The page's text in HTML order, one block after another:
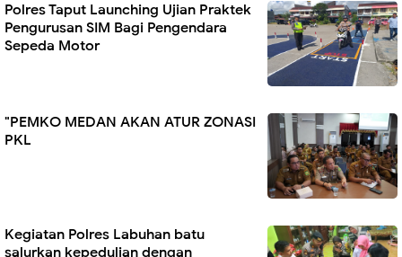
Polres Taput Launching Ujian Praktek
Pengurusan SIM Bagi Pengendara
Sepeda Motor
"PEMKO MEDAN AKAN ATUR ZONASI
PKL
Kegiatan Polres Labuhan batu
salurkan kepedulian dengan